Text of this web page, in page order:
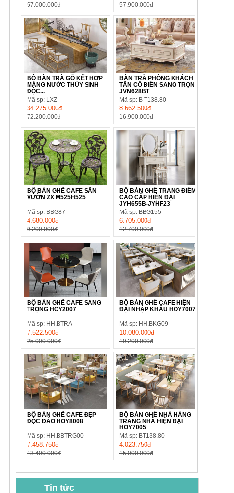
57.000.000đ 57.900.000đ
BỘ BÀN TRÀ GỖ KẾT HỢP
MÁNG NƯỚC THỦY SINH
ĐỘC...
Mã sp: LXZ
34.275.000đ
72.200.000đ
BÀN TRÀ PHÒNG KHÁCH
TÂN CỔ ĐIỂN SANG TRỌNG
JVN628BT
Mã sp: B T138.80
8.662.500đ
16.900.000đ
BỘ BÀN GHẾ CAFE SÂN
VƯỜN ZX M525H525
Mã sp: BBG87
4.680.000đ
9.200.000đ
BỘ BÀN GHẾ TRANG ĐIỂM
CAO CẤP HIỆN ĐẠI
JYH655B-JYHF23
Mã sp: BBG155
6.705.000đ
12.700.000đ
BỘ BÀN GHẾ CAFE SANG
TRỌNG HOY2007
Mã sp: HH.BTRA
7.522.500đ
25.000.000đ
BỘ BÀN GHẾ CAFE HIỆN
ĐẠI NHẬP KHẨU HOY7007
Mã sp: HH.BKG09
10.080.000đ
19.200.000đ
BỘ BÀN GHẾ CAFE ĐẸP
ĐỘC ĐÁO HOY8008
Mã sp: HH.BBTRG00
7.458.750đ
13.400.000đ
BỘ BÀN GHẾ NHÀ HÀNG
TRANG NHÃ HIỆN ĐẠI
HOY7005
Mã sp: BT138.80
4.023.750đ
15.000.000đ
Tin tức